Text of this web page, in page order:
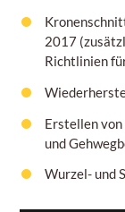
2017
Richtlinien
Erstellen von
und
Wurzel- und